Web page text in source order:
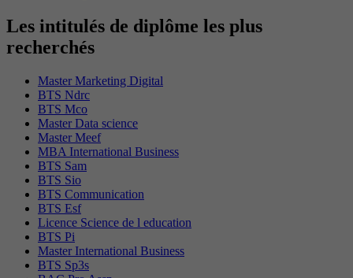
Les intitulés de diplôme les plus
recherchés
Master Marketing Digital
BTS Ndrc
BTS Mco
Master Data science
Master Meef
MBA International Business
BTS Sam
BTS Sio
BTS Communication
BTS Esf
Licence Science de l education
BTS Pi
Master International Business
BTS Sp3s